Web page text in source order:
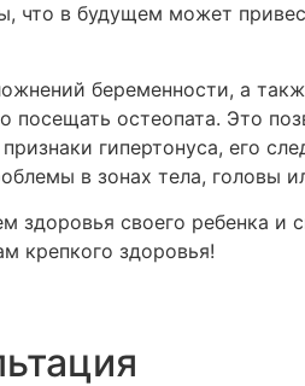
что в будущем может
беременности, а
остеопата. Это
гипертонуса, его
в зонах тела, головы
здоровья своего ребенка
крепкого здоровья!